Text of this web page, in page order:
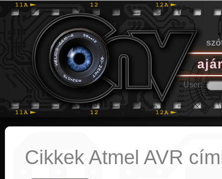
User:
Cikkek Atmel AVR